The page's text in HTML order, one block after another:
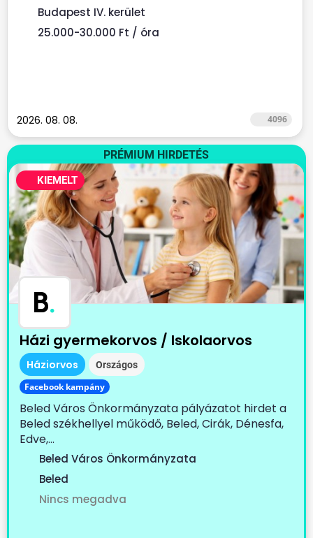
Budapest IV. kerület
25.000-30.000 Ft / óra
2026. 08. 08. 4096
PRÉMIUM HIRDETÉS
KIEMELT
B.
Házi gyermekorvos / Iskolaorvos
Háziorvos Országos
Facebook kampány
Beled Város Önkormányzata pályázatot hirdet a
Beled székhellyel működő, Beled, Cirák, Dénesfa,
Edve,...
Beled Város Önkormányzata
Beled
Nincs megadva